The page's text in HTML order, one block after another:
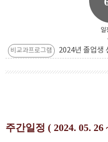
일
비교과프로그램 2024년 졸업생
주간일정 ( 2024. 05. 26